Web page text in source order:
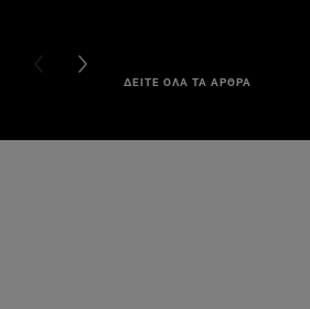
PREVIOUS CARD
NEXT CARD
ΔΕΙΤΕ ΟΛΑ ΤΑ ΑΡΘΡΑ